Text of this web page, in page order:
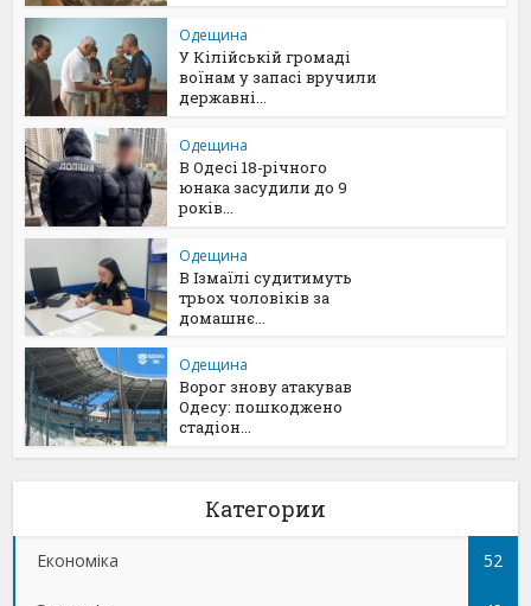
Одещина
У Кілійській громаді
воїнам у запасі вручили
державні...
Одещина
В Одесі 18-річного
юнака засудили до 9
років...
Одещина
В Ізмаїлі судитимуть
трьох чоловіків за
домашнє...
Одещина
Ворог знову атакував
Одесу: пошкоджено
стадіон...
Категории
Економіка 52